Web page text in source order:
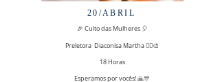
20/ABRIL
🎉 Culto das Mulheres 🎈
Preletora Diaconisa Martha 🤹‍♂️🎨
18 Horas
Esperamos por vocês! 🙏🎊